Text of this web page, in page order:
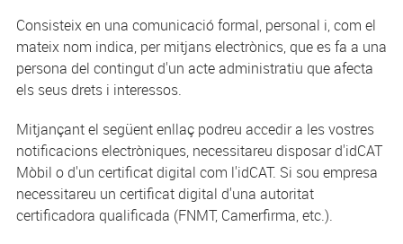
Consisteix en una comunicació formal, personal i, com el
mateix nom indica, per mitjans electrònics, que es fa a una
persona del contingut d'un acte administratiu que afecta
els seus drets i interessos.
Mitjançant el següent enllaç podreu accedir a les vostres
notificacions electròniques, necessitareu disposar d'idCAT
Mòbil o d'un certificat digital com l'idCAT. Si sou empresa
necessitareu un certificat digital d'una autoritat
certificadora qualificada (FNMT, Camerfirma, etc.).